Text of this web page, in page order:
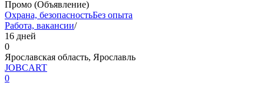
Промо (Объявление)
Охрана, безопасностьБез опыта
Работа, вакансии/
16 дней
0
Ярославская область, Ярославль
JOBCART
0